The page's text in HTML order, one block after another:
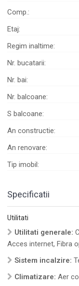
Comp.:
Etaj:
Regim inaltime:
Nr. bucatarii:
Nr. bai:
Nr. balcoane:
S balcoane:
An constructie:
An renovare:
Tip imobil:
Specificatii
Utilitati
Utilitati generale:
Acces internet, Fibra
Sistem incalzire:
Climatizare: Aer